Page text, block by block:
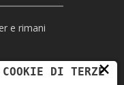
e rimani
×
DI TERZE